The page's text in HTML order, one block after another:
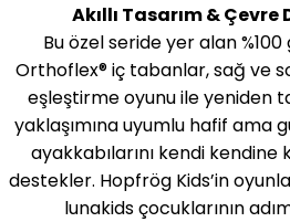
Akıllı Tasarım &
Bu özel seride yer alan
Orthoflex® iç tabanlar, sağ ve
eşleştirme oyunu ile yeniden
yaklaşımına uyumlu hafif ama
ayakkabılarını kendi
destekler. Hopfrög Kids’in
lunakids çocuklarının